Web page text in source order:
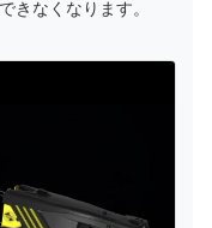
きなくなります。